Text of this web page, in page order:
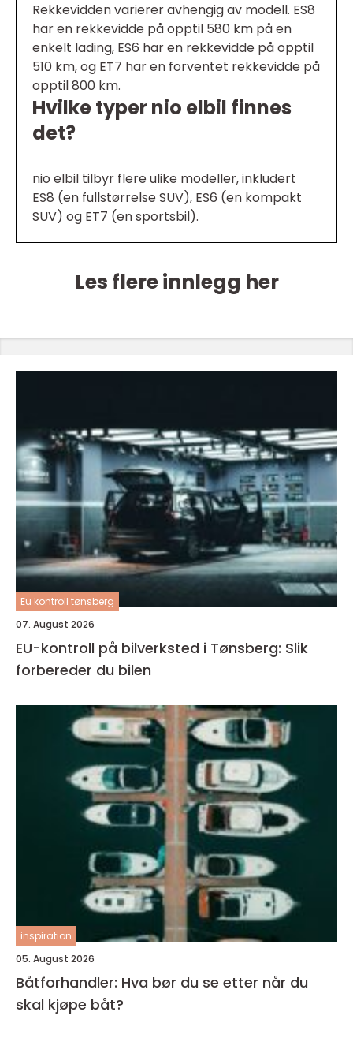
Rekkevidden varierer avhengig av modell. ES8
har en rekkevidde på opptil 580 km på en
enkelt lading, ES6 har en rekkevidde på opptil
510 km, og ET7 har en forventet rekkevidde på
opptil 800 km.
Hvilke typer nio elbil finnes
det?
nio elbil tilbyr flere ulike modeller, inkludert
ES8 (en fullstørrelse SUV), ES6 (en kompakt
SUV) og ET7 (en sportsbil).
Les flere innlegg her
Eu kontroll tønsberg
07. August 2026
EU-kontroll på bilverksted i Tønsberg: Slik
forbereder du bilen
inspiration
05. August 2026
Båtforhandler: Hva bør du se etter når du
skal kjøpe båt?